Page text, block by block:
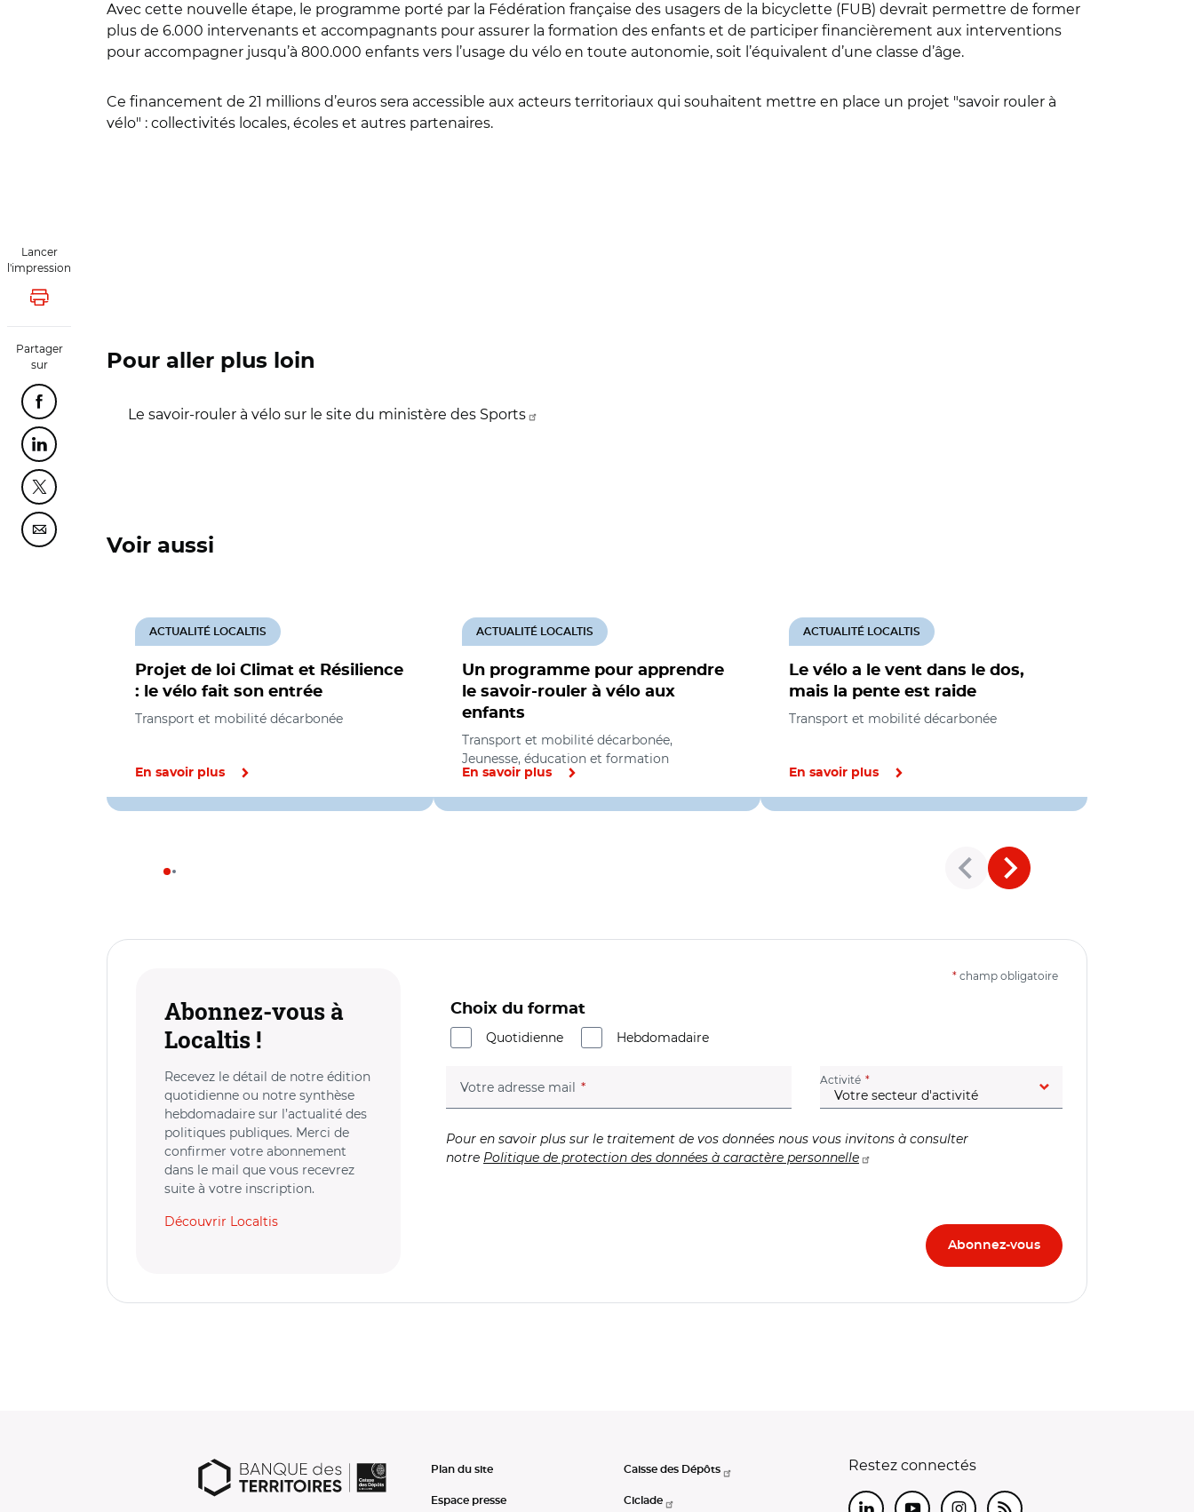
Lancer
l'impression
Lancer l'impression
Partager
sur
Partager cette page sur Facebook
Partager cette page sur Linkedin
Partager cette page sur Twitter
Partager cette page sur Courriel
Avec cette nouvelle étape, le programme porté par la Fédération française des usagers de la bicyclette (FUB) devrait permettre de former
plus de 6.000 intervenants et accompagnants pour assurer la formation des enfants et de participer financièrement aux interventions
pour accompagner jusqu’à 800.000 enfants vers l’usage du vélo en toute autonomie, soit l’équivalent d’une classe d’âge.
Ce financement de 21 millions d’euros sera accessible aux acteurs territoriaux qui souhaitent mettre en place un projet "savoir rouler à
vélo" : collectivités locales, écoles et autres partenaires.
Pour aller plus loin
Le savoir-rouler à vélo sur le site du ministère des Sports
Voir aussi
Projet de loi Climat et Résilience
: le vélo fait son entrée
ACTUALITÉ LOCALTIS
Transport et mobilité décarbonée
En savoir plus
Un programme pour apprendre
le savoir-rouler à vélo aux
enfants
ACTUALITÉ LOCALTIS
Transport et mobilité décarbonée,
Jeunesse, éducation et formation
En savoir plus
Le vélo a le vent dans le dos,
mais la pente est raide
ACTUALITÉ LOCALTIS
Transport et mobilité décarbonée
En savoir plus
Abonnez-vous à
Localtis !
Recevez le détail de notre édition
quotidienne ou notre synthèse
hebdomadaire sur l’actualité des
politiques publiques. Merci de
confirmer votre abonnement
dans le mail que vous recevrez
suite à votre inscription.
Découvrir Localtis
* champ obligatoire
Choix du format
Quotidienne
Hebdomadaire
Votre adresse mail (champ obligatoire) Activité (champ obligatoire)
Pour en savoir plus sur le traitement de vos données nous vous invitons à consulter
notre Politique de protection des données à caractère personnelle
Plan du site
Espace presse
Caisse des Dépôts
Ciclade
Restez connectés